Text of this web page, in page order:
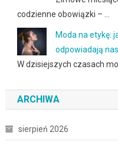
codzienne obowiązki – …
Moda na etykę:
odpowiadają
W dzisiejszych czasach
ARCHIWA
sierpień 2026